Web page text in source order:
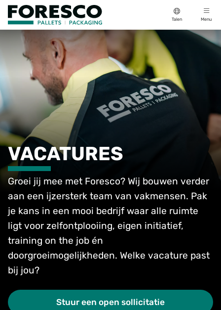
Talen Menu
VACATURES
Groei jij mee met Foresco? Wij bouwen verder
aan een ijzersterk team van vakmensen. Pak
je kans in een mooi bedrijf waar alle ruimte
ligt voor zelfontplooiing, eigen initiatief,
training on the job én
doorgroeimogelijkheden. Welke vacature past
bij jou?
Stuur een open sollicitatie